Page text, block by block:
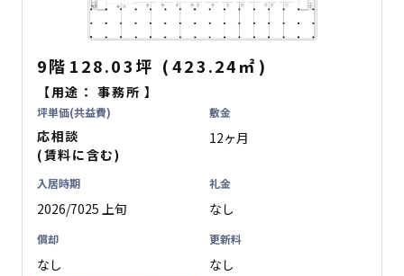
9階 128.03坪 ( 423.24㎡ )
【用途：事務所 】
坪単価(共益費)
応相談
(賃料に含む)
敷金
12ヶ月
入居時期
2026/7025 上旬
礼金
なし
償却
なし
更新料
なし